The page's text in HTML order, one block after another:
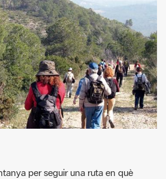
per seguir una ruta en què
prehistòriques... Xino-xano
més elevats del Parc i gaudirem